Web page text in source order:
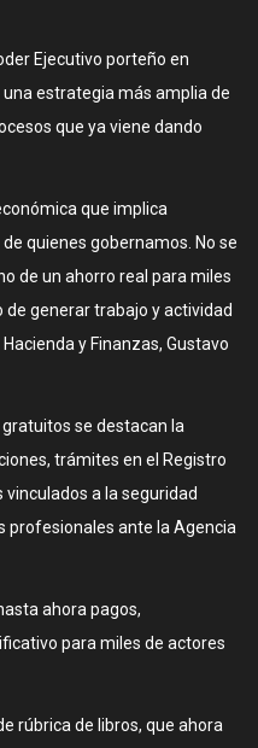
Ejecutivo porteño en
estrategia más amplia de
que ya viene dando
que implica
quienes gobernamos. No se
de un ahorro real para miles
generar trabajo y actividad
y Finanzas, Gustavo
se destacan la
trámites en el Registro
vinculados a la seguridad
profesionales ante la Agencia
ahora pagos,
para miles de actores
rúbrica de libros, que ahora